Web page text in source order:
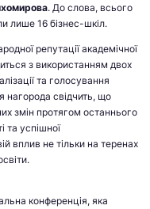
. До слова, всього
лише 16 бізнес-шкіл.
репутації академічної
з використанням двох
та голосування
нагорода свідчить, що
змін протягом останнього
та успішної
вплив не тільки на теренах
конференція, яка